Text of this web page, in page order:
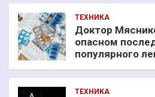
ТЕХНИКА
Доктор
опасном
популярного
ТЕХНИКА